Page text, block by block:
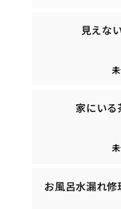
見えな
家にい
お風呂水漏れ